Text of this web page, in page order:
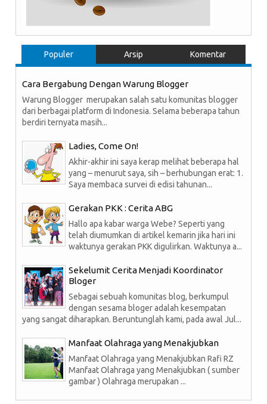
Populer Arsip Komentar
Cara Bergabung Dengan Warung Blogger
Warung Blogger merupakan salah satu komunitas blogger
dari berbagai platform di Indonesia. Selama beberapa tahun
berdiri ternyata masih...
Ladies, Come On!
Akhir-akhir ini saya kerap melihat beberapa hal
yang – menurut saya, sih – berhubungan erat: 1.
Saya membaca survei di edisi tahunan...
Gerakan PKK : Cerita ABG
Hallo apa kabar warga Webe? Seperti yang
telah diumumkan di artikel kemarin jika hari ini
waktunya gerakan PKK digulirkan. Waktunya a...
Sekelumit Cerita Menjadi Koordinator
Bloger
Sebagai sebuah komunitas blog, berkumpul
dengan sesama bloger adalah kesempatan
yang sangat diharapkan. Beruntunglah kami, pada awal Jul...
Manfaat Olahraga yang Menakjubkan
Manfaat Olahraga yang Menakjubkan Rafi RZ
Manfaat Olahraga yang Menakjubkan ( sumber
gambar ) Olahraga merupakan ...